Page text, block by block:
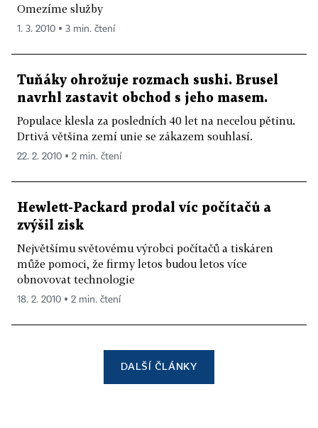
Omezíme služby
1. 3. 2010 ▪ 3 min. čtení
Tuňáky ohrožuje rozmach sushi. Brusel
navrhl zastavit obchod s jeho masem.
Populace klesla za posledních 40 let na necelou pětinu.
Drtivá většina zemí unie se zákazem souhlasí.
22. 2. 2010 ▪ 2 min. čtení
Hewlett-Packard prodal víc počítačů a
zvýšil zisk
Největšímu světovému výrobci počítačů a tiskáren
může pomoci, že firmy letos budou letos více
obnovovat technologie
18. 2. 2010 ▪ 2 min. čtení
DALŠÍ ČLÁNKY